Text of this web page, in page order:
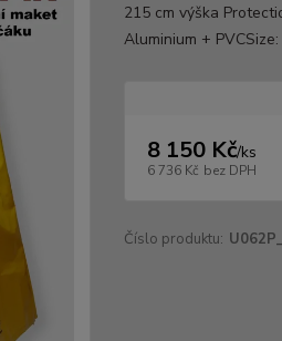
215 cm výška
Aluminium +
8 150 Kč/ks
6 736 Kč bez DPH
Číslo produktu: